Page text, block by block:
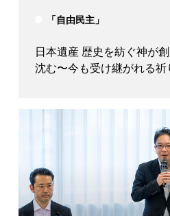
「自由民主」
日本遺産 歴史を紡ぐ神が
沈む〜今も受け継がれる祈